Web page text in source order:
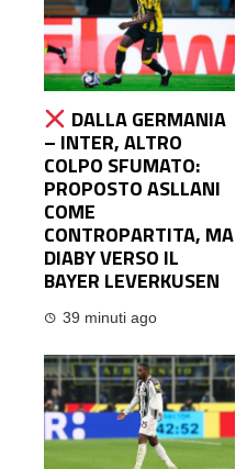
DALLA GERMANIA
– INTER, ALTRO
COLPO SFUMATO:
PROPOSTO ASLLANI
COME
CONTROPARTITA, MA
DIABY VERSO IL
BAYER LEVERKUSEN
39 minuti ago